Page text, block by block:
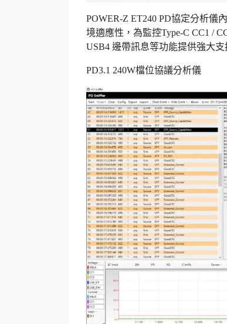
POWER-Z ET240 PD協定分析儀
境適應性，為監控Type-C CC1 /
USB4 邊帶訊息等功能提供強大
PD3.1 240W檔位協議分析儀